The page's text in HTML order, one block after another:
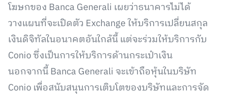
โฆษกของ Banca Generali เผยว่าธนาคารไม่ได้
วางแผนที่จะเปิดตัว Exchange ให้บริการเปลี่ยนสกุล
เงินดิจิทัลในอนาคตอันใกล้นี้ แต่จะร่วมให้บริการกับ
Conio ซึ่งเป็นการให้บริการด้านกระเป๋าเงิน
นอกจากนี้ Banca Generali จะเข้าถือหุ้นในบริษัท
Conio เพื่อสนับสนุนการเติบโตของบริษัทและการจัด